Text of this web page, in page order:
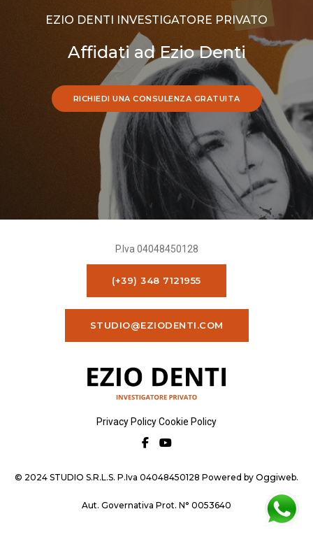
EZIO DENTI INVESTIGATORE PRIVATO
Affidati ad Ezio Denti
RICHIEDI UNA CONSULENZA GRATUITA
P.Iva 04048450128
(+39) 348 7121955
STUDIO@EZIODENTI.COM
Privacy PolicyCookie Policy
© 2024 STUDIO S.R.L.S. P.Iva 04048450128 Powered by Oggiweb.
Aut. Governativa Prot. N° 0053640